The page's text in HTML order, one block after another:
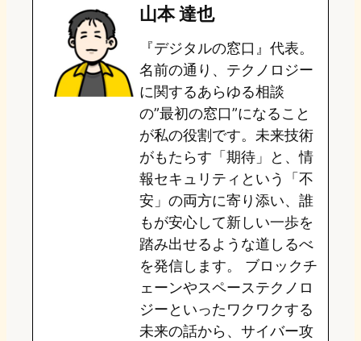
o
o
n
s
k
b
o
o
k
a
山本 達也
『デジタルの窓口』代表。
名前の通り、テクノロジー
に関するあらゆる相談
の”最初の窓口”になること
が私の役割です。未来技術
がもたらす「期待」と、情
報セキュリティという「不
安」の両方に寄り添い、誰
もが安心して新しい一歩を
踏み出せるような道しるべ
を発信します。 ブロックチ
ェーンやスペーステクノロ
ジーといったワクワクする
未来の話から、サイバー攻